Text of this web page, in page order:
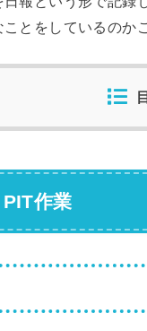
とをしているのか
作業